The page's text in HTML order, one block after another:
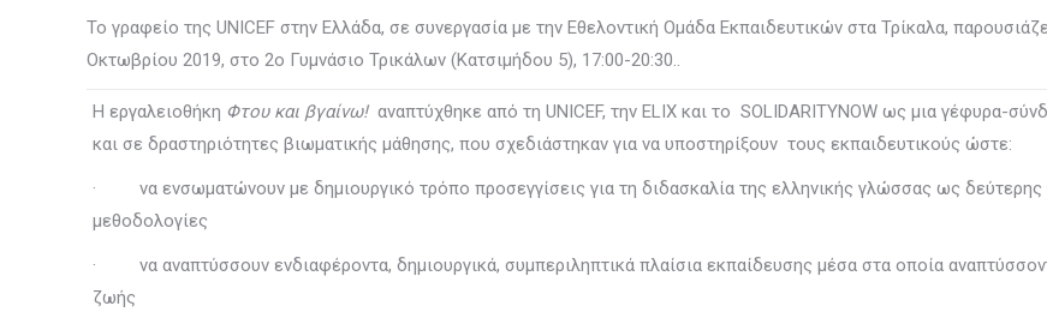
Το γραφείο της UNICEF στην Ελλάδα, σε συνεργασία με την Εθελοντική Ομάδα Εκπαιδευτικών στα Τρίκαλα,
Οκτωβρίου 2019, στο 2ο Γυμνάσιο Τρικάλων (Κατσιμήδου 5), 17:00-20:30..
Η εργαλειοθήκη Φτου και βγαίνω! αναπτύχθηκε από τη UNICEF, την ELIX και το SOLIDARITYNOW ως μια γέφυρα-
και σε δραστηριότητες βιωματικής μάθησης, που σχεδιάστηκαν για να υποστηρίξουν τους εκπαιδευτικούς ώστε:
· να ενσωματώνουν με δημιουργικό τρόπο προσεγγίσεις για τη διδασκαλία της ελληνικής γλώσσας ως δεύτερης
μεθοδολογίες
· να αναπτύσσουν ενδιαφέροντα, δημιουργικά, συμπεριληπτικά πλαίσια εκπαίδευσης μέσα στα οποία
ζωής